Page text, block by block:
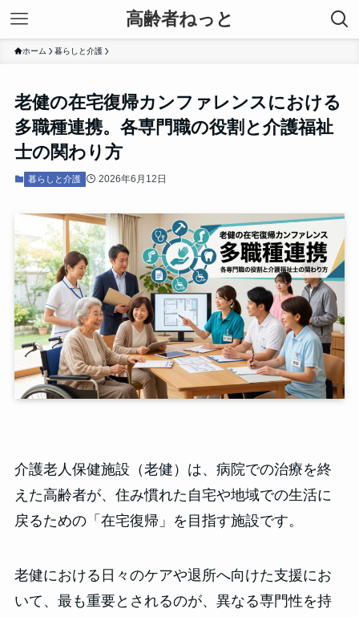
高齢者ねっと
ホーム 暮らしと介護
老健の在宅復帰カンファレンスにおける
多職種連携。各専門職の役割と介護福祉
士の関わり方
暮らしと介護 2026年6月12日
介護老人保健施設（老健）は、病院での治療を終
えた高齢者が、住み慣れた自宅や地域での生活に
戻るための「在宅復帰」を目指す施設です。
老健における日々のケアや退所へ向けた支援にお
いて、最も重要とされるのが、異なる専門性を持